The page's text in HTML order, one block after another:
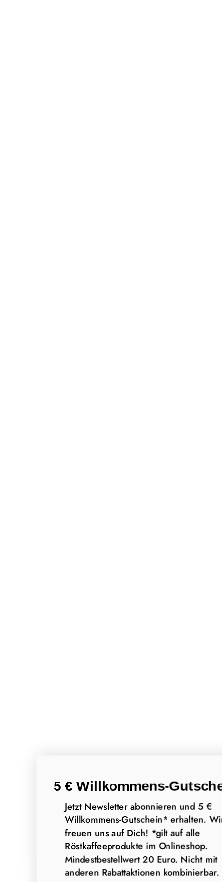
freuen uns auf Dich! *gilt auf alle
Röstkaffeeprodukte im Onlineshop.
Mindestbestellwert 20 Euro. Nicht mit
anderen Rabattaktionen kombinierbar.